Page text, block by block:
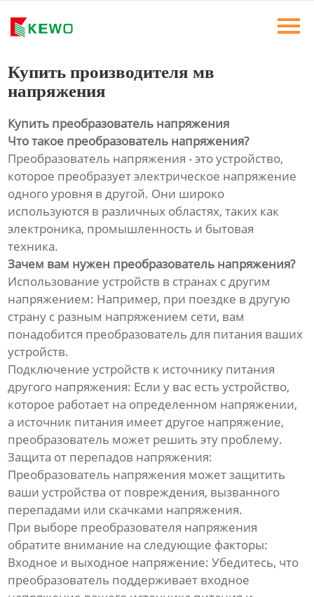
Главная
Новости
О Нас
Контакты
Купить производителя мв
напряжения
Купить преобразователь напряжения
Что такое преобразователь напряжения?
Преобразователь напряжения - это устройство,
которое преобразует электрическое напряжение
одного уровня в другой. Они широко
используются в различных областях, таких как
электроника, промышленность и бытовая
техника.
Зачем вам нужен преобразователь напряжения?
Использование устройств в странах с другим
напряжением: Например, при поездке в другую
страну с разным напряжением сети, вам
понадобится преобразователь для питания ваших
устройств.
Подключение устройств к источнику питания
другого напряжения: Если у вас есть устройство,
которое работает на определенном напряжении,
а источник питания имеет другое напряжение,
преобразователь может решить эту проблему.
Защита от перепадов напряжения:
Преобразователь напряжения может защитить
ваши устройства от повреждения, вызванного
перепадами или скачками напряжения.
При выборе преобразователя напряжения
обратите внимание на следующие факторы:
Входное и выходное напряжение: Убедитесь, что
преобразователь поддерживает входное